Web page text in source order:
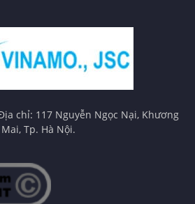
chỉ: 117 Nguyễn Ngọc Nại, Khương
Mai, Tp. Hà Nội.